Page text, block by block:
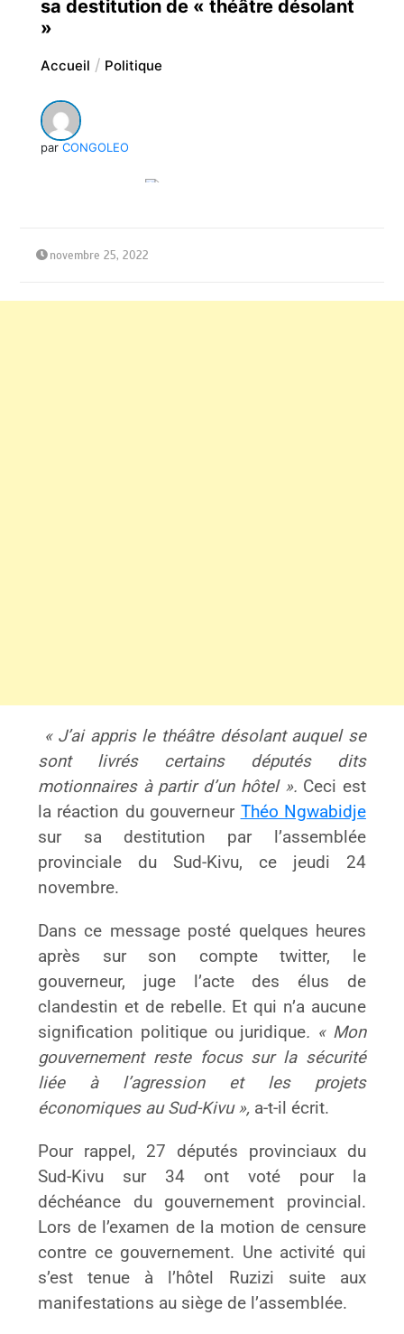
sa destitution de « théâtre désolant
»
Accueil Politique
par CONGOLEO
novembre 25, 2022
« J’ai appris le théâtre désolant auquel se
sont livrés certains députés dits
motionnaires à partir d’un hôtel ». Ceci est
la réaction du gouverneur Théo Ngwabidje
sur sa destitution par l’assemblée
provinciale du Sud-Kivu, ce jeudi 24
novembre.
Dans ce message posté quelques heures
après sur son compte twitter, le
gouverneur, juge l’acte des élus de
clandestin et de rebelle. Et qui n’a aucune
signification politique ou juridique. « Mon
gouvernement reste focus sur la sécurité
liée à l’agression et les projets
économiques au Sud-Kivu », a-t-il écrit.
Pour rappel, 27 députés provinciaux du
Sud-Kivu sur 34 ont voté pour la
déchéance du gouvernement provincial.
Lors de l’examen de la motion de censure
contre ce gouvernement. Une activité qui
s’est tenue à l’hôtel Ruzizi suite aux
manifestations au siège de l’assemblée.